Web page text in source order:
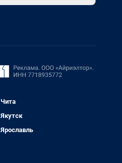
Чита
Якутск
Ярославль